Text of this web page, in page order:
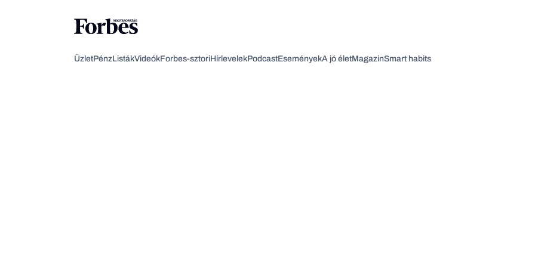
ÜzletPénzListákVideókForbes-sztoriHírlevelekPodcastEseményekA jó életMagazinSmart habits